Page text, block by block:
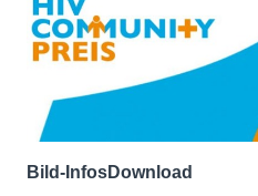
Bild-InfosDownload